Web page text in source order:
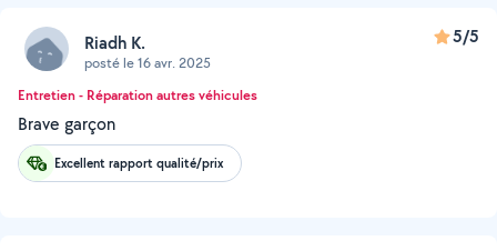
Riadh K.
posté le 16 avr. 2025
5/5
Entretien - Réparation autres véhicules
Brave garçon
Excellent rapport qualité/prix